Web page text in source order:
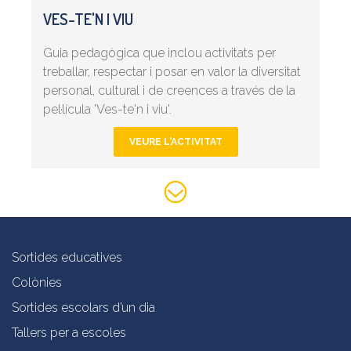
VES-TE'N I VIU
Guia pedagògica que inclou activitats per
treballar, respectar i posar en valor la diversitat
personal, cultural i de creences a través de la
pel·lícula 'Ves-te'n i viu'.
VEURE L'ACTIVITAT
Sortides educatives
Colònies
Sortides escolars d’un dia
Tallers per a escoles